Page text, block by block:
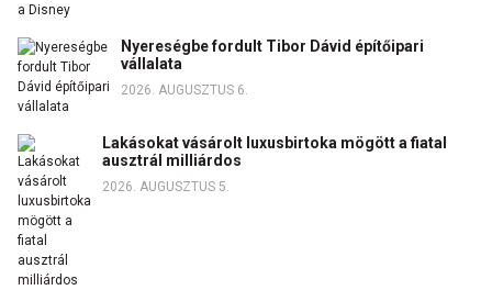
Nyereségbe fordult Tibor Dávid építőipari
vállalata
2026. AUGUSZTUS 6.
Lakásokat vásárolt luxusbirtoka mögött a fiatal
ausztrál milliárdos
2026. AUGUSZTUS 5.